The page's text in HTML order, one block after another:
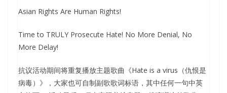
Asian Rights Are Human Rights!
Time to TRULY Prosecute Hate! No More Denial, No
More Delay!
抗议活动期间将重复播放主题歌曲《Hate is a virus（仇恨是
病毒）》，大家也可自制副歌歌词标语，其中任何一句中英